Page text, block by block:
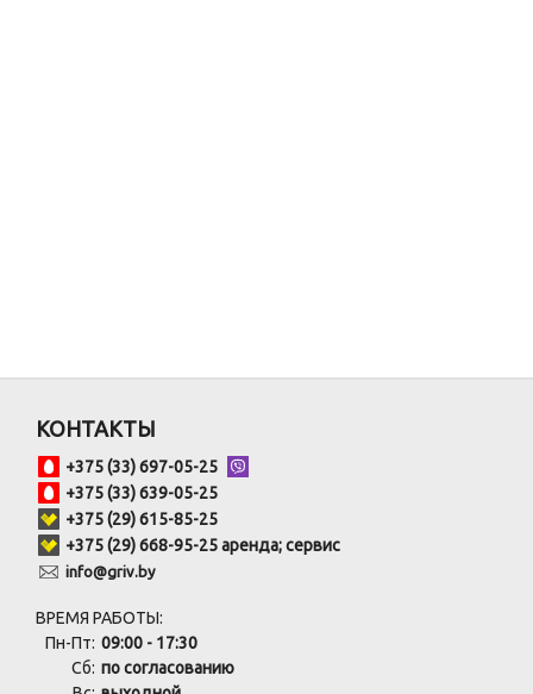
КОНТАКТЫ
+375 (33) 697-05-25
+375 (33) 639-05-25
+375 (29) 615-85-25
+375 (29) 668-95-25 аренда; сервис
info@griv.by
ВРЕМЯ РАБОТЫ:
Пн-Пт: 09:00 - 17:30
Сб: по согласованию